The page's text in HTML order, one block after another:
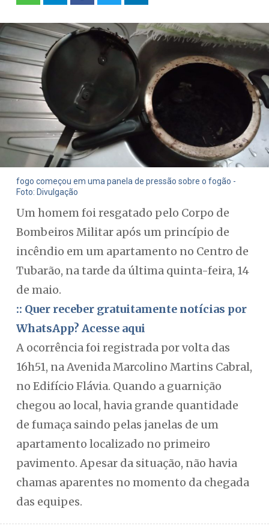
fogo começou em uma panela de pressão sobre o fogão -
Foto: Divulgação
Um homem foi resgatado pelo Corpo de
Bombeiros Militar após um princípio de
incêndio em um apartamento no Centro de
Tubarão, na tarde da última quinta-feira, 14
de maio.
:: Quer receber gratuitamente notícias por
WhatsApp? Acesse aqui
A ocorrência foi registrada por volta das
16h51, na Avenida Marcolino Martins Cabral,
no Edifício Flávia. Quando a guarnição
chegou ao local, havia grande quantidade
de fumaça saindo pelas janelas de um
apartamento localizado no primeiro
pavimento. Apesar da situação, não havia
chamas aparentes no momento da chegada
das equipes.